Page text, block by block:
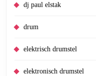
dj paul elstak
drum
elektrisch drumstel
elektronisch drumstel